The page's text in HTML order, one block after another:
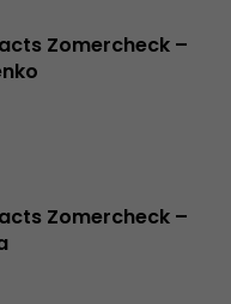
Zomercheck –
Zomercheck –